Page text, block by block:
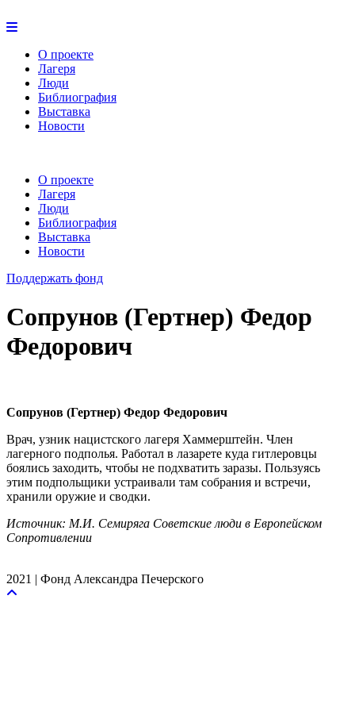
О проекте
Лагеря
Люди
Библиография
Выставка
Новости
О проекте
Лагеря
Люди
Библиография
Выставка
Новости
Поддержать фонд
Сопрунов (Гертнер) Федор
Федорович
Сопрунов (Гертнер) Федор Федорович
Врач, узник нацистского лагеря Хаммерштейн. Член
лагерного подполья. Работал в лазарете куда гитлеровцы
боялись заходить, чтобы не подхватить заразы. Пользуясь
этим подпольщики устраивали там собрания и встречи,
хранили оружие и сводки.
Источник: М.И. Семиряга Советские люди в Европейском
Сопротивлении
2021 | Фонд Александра Печерского